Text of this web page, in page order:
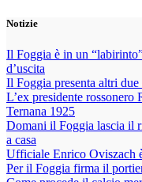
Vai
contenuto
Notizie
Il Foggia è in un
d’uscita
Il Foggia presenta altri due
L’ex presidente rossonero
Ternana 1925
Domani il Foggia lascia il
a casa
Ufficiale Enrico Oviszach
Per il Foggia firma il